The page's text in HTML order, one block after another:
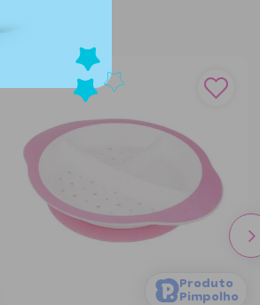
Produto
Pimpolho